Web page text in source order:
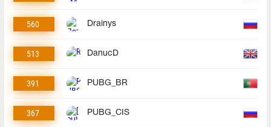
560 Drainys
513 DanucD
391 PUBG_BR
367 PUBG_CIS